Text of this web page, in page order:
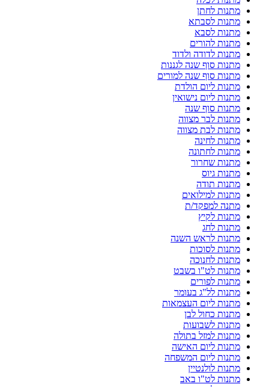
מתנות לחתן
מתנות לסבתא
מתנות לסבא
מתנות להורים
מתנות לדודה ולדוד
מתנות סוף שנה לגננות
מתנות סוף שנה למורים
מתנות ליום הולדת
מתנות ליום נישואין
מתנות סוף שנה
מתנות לבר מצווה
מתנות לבת מצווה
מתנות לחינה
מתנות לחתונה
מתנות שחרור
מתנות גיוס
מתנות תודה
מתנות למילואים
מתנה למפקד/ת
מתנות לקיץ
מתנות לחג
מתנות לראש השנה
מתנות לסוכות
מתנות לחנוכה
מתנות לט"ו בשבט
מתנות לפורים
מתנות לל"ג בעומר
מתנות ליום העצמאות
מתנות כחול לבן
מתנות לשבועות
מתנות למזל בתולה
מתנות ליום האישה
מתנות ליום המשפחה
מתנות לולנטיין
מתנות לט"ו באב